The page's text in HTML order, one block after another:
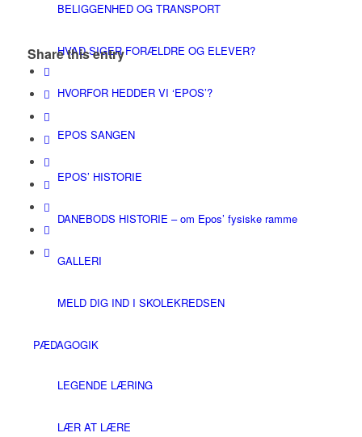
BELIGGENHED OG TRANSPORT
HVAD SIGER FORÆLDRE OG ELEVER?
HVORFOR HEDDER VI ‘EPOS’?
EPOS SANGEN
EPOS’ HISTORIE
DANEBODS HISTORIE – om Epos’ fysiske ramme
GALLERI
MELD DIG IND I SKOLEKREDSEN
PÆDAGOGIK
LEGENDE LÆRING
LÆR AT LÆRE
Share this entry